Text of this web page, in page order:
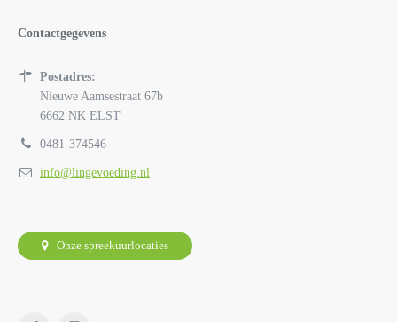
Contactgegevens
Postadres:
Nieuwe Aamsestraat 67b
6662 NK ELST
0481-374546
info@lingevoeding.nl
Onze spreekuurlocaties